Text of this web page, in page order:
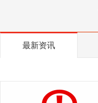
最新资讯